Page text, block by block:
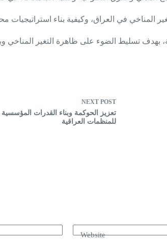
تسليط الضوء على ظاهرة التغير
NEXT POST
تعزيز الحوكمة وبناء القدرات المؤسسية
للمنظمات العراقية
Website